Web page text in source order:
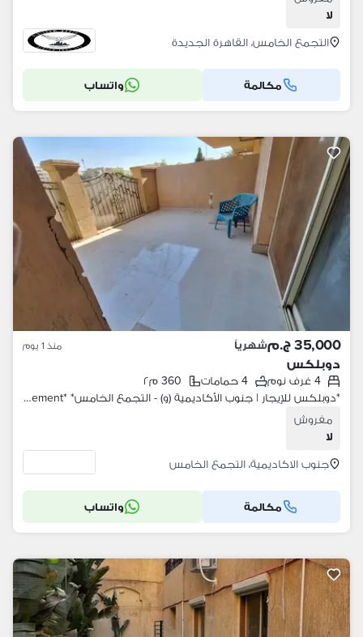
لا
التجمع الخامس، القاهرة الجديدة
مكالمة واتساب
35,000 ج.م شهرياً منذ 1 يوم
دوبلكس
4 غرف نوم 4 حمامات
360 م٢
*دوبلكس للإيجار | جنوب الأكاديمية (و) - التجمع الخامس* *Duplex for Rent | South Academy (W) - Fifth Settlement* المساحة: 360م² أرضي + بدروم غير مفروش *التقسيم:* *الدور الأرضي:* 3 غرف نوم - منهم غرفة ماستر 2 حمام ريسبشن تراس *الدور ال
مفروش
لا
جنوب الاكاديمية، التجمع الخامس
مكالمة واتساب